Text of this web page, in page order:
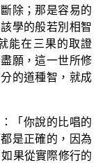
除；那是容易的
學的般若別相智
能在三果的取證
願，這一世所修
的道種智，就成
「你說的比唱的
是正確的，因為
果從實際修行的